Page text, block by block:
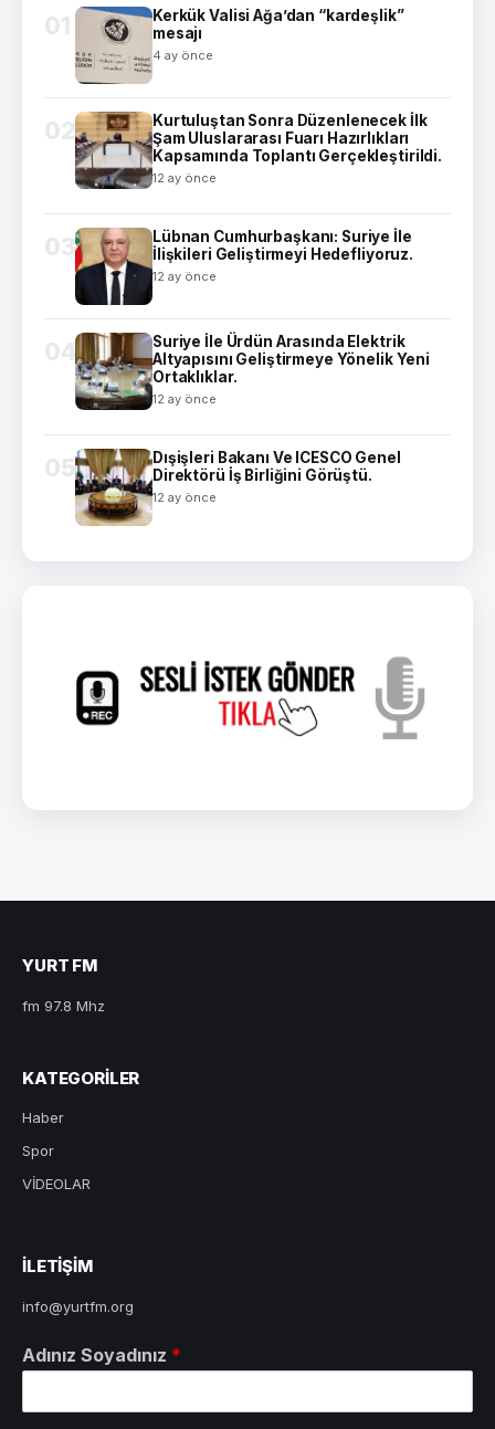
01
Kerkük Valisi Ağa’dan “kardeşlik”
mesajı
4 ay önce
02
Kurtuluştan Sonra Düzenlenecek İlk
Şam Uluslararası Fuarı Hazırlıkları
Kapsamında Toplantı Gerçekleştirildi.
12 ay önce
03
Lübnan Cumhurbaşkanı: Suriye İle
İlişkileri Geliştirmeyi Hedefliyoruz.
12 ay önce
04
Suriye İle Ürdün Arasında Elektrik
Altyapısını Geliştirmeye Yönelik Yeni
Ortaklıklar.
12 ay önce
05
Dışişleri Bakanı Ve ICESCO Genel
Direktörü İş Birliğini Görüştü.
12 ay önce
YURT FM
fm 97.8 Mhz
KATEGORILER
Haber
Spor
VİDEOLAR
ILETIŞIM
info@yurtfm.org
Adınız Soyadınız *